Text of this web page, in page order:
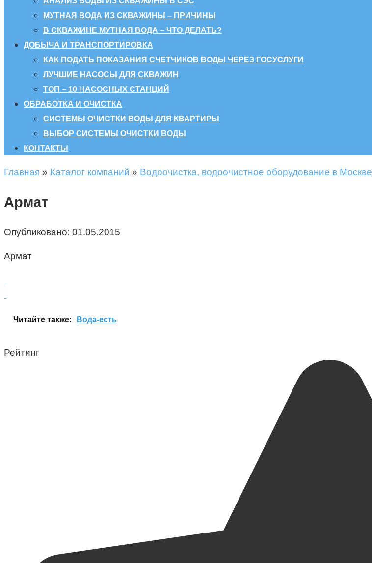
МУТНАЯ ВОДА ИЗ СКВАЖИНЫ – ПРИЧИНЫ
В СКВАЖИНЕ МУТНАЯ ВОДА – ЧТО ДЕЛАТЬ?
ДОБЫЧА И ТРАНСПОРТИРОВКА
КАК ПОДАТЬ ПОКАЗАНИЯ СЧЕТЧИКОВ ВОДЫ ЧЕРЕЗ ГОСУСЛУГИ
ЛУЧШИЕ НАСОСЫ ДЛЯ СКВАЖИН
ТОП – 10 НАСОСНЫХ СТАНЦИЙ
ОБРАБОТКА И ОЧИСТКА
СИСТЕМЫ ОЧИСТКИ ВОДЫ ДЛЯ КВАРТИРЫ
ВЫБОР СИСТЕМЫ ОЧИСТКИ ВОДЫ
КОНТАКТЫ
Главная » Каталог компаний » Водоочистка, водоочистное оборудование в Москве
Армат
Опубликовано: 01.05.2015
Армат
Читайте также: Вода-есть
Рейтинг